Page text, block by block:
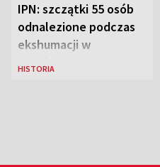
IPN: szczątki 55 osób
odnalezione podczas
ekshumacji w
Ostrówkach i Woli
HISTORIA